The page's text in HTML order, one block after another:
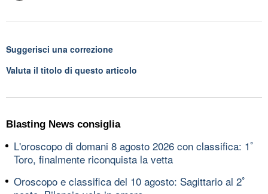
Suggerisci una correzione
Valuta il titolo di questo articolo
Blasting News consiglia
L'oroscopo di domani 8 agosto 2026 con classifica: 1ﾟ
Toro, finalmente riconquista la vetta
Oroscopo e classifica del 10 agosto: Sagittario al 2ﾟ